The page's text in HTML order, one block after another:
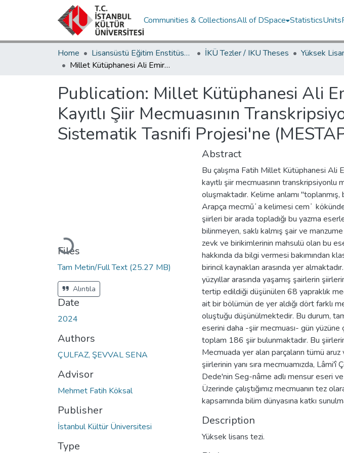
Communities & CollectionsAll of DSpace StatisticsUnits
Home Lisansüstü Eğitim Enstitüsü / Postgraduate Education Institute İKÜ Tezler / IKU Theses
Millet Kütüphanesi Ali Emiri Manzum 665/2 Numarada Kayıtlı Şiir Mecmuasının Transkripsiyonlu Metni ve Mecmuaların Sistematik Tasnifi Projesi'ne (MESTAP) Göre Tasnifi
Publication: Millet Kütüphanesi Ali
Kayıtlı Şiir Mecmuasının
Sistematik Tasnifi Projesi'ne
Loading...
Files
Tam Metin/Full Text (25.27 MB)
Alıntıla
Date
2024
Authors
ÇULFAZ, ŞEVVAL SENA
Advisor
Mehmet Fatih Köksal
Publisher
İstanbul Kültür Üniversitesi
Type
Abstract
Bu çalışma Fatih Millet Kütüphanesi Ali
kayıtlı şiir mecmuasının
oluşmaktadır. Kelime anlamı
Arapça mecmūʿa kelimesi cemʿ
şiirleri bir arada topladığı bu yazma
bilinmeyen, saklı kalmış şair ve
zevk ve birikimlerinin mahsulü olan bu
hakkında da bilgi vermesi bakımından
birincil kaynakları arasında yer
yüzyıllar arasında yaşamış şairlerin
tertip edildiği düşünülen 68 yapraklık
ait bir bölümün de yer aldığı dört farklı
oluştuğu düşünülmektedir. Bu durum,
eserini daha -şiir mecmuası- gün yüzüne
toplam 186 şiir bulunmaktadır. Bu
Mecmuada yer alan parçaların tümü aruz
şiirlerinin yanı sıra mecmuamızda,
Dede'nin Seg-nâme adlı mensur eseri
Üzerinde çalıştığımız mecmuanın tez
kapsamında bilim dünyasına katkı
Description
Yüksek lisans tezi.